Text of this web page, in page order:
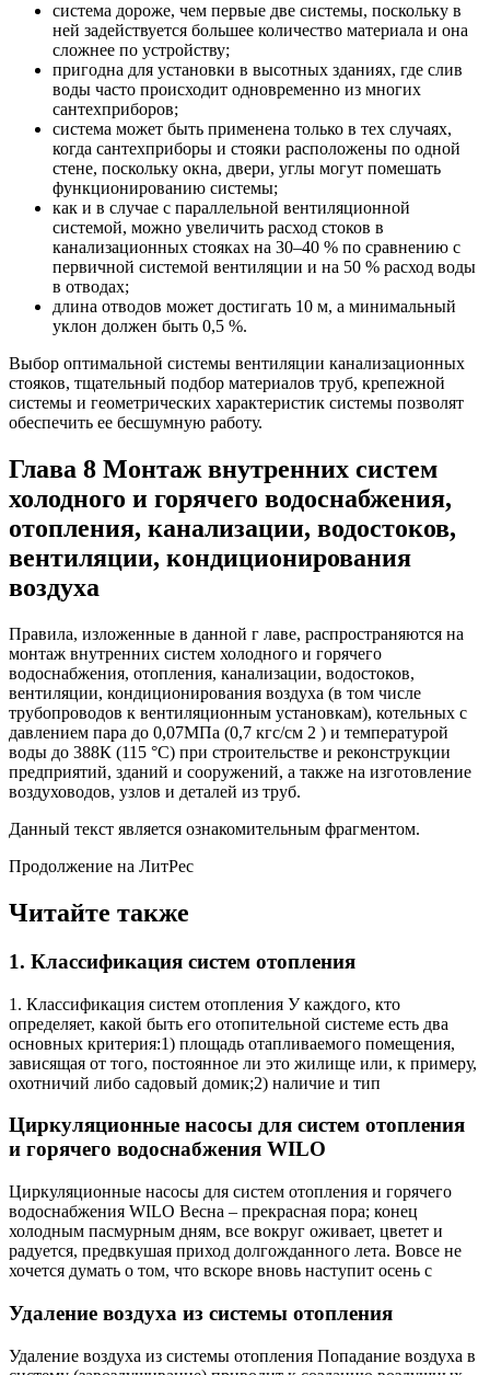
система дороже, чем первые две системы, поскольку в
ней задействуется большее количество материала и она
сложнее по устройству;
пригодна для установки в высотных зданиях, где слив
воды часто происходит одновременно из многих
сантехприборов;
система может быть применена только в тех случаях,
когда сантехприборы и стояки расположены по одной
стене, поскольку окна, двери, углы могут помешать
функционированию системы;
как и в случае с параллельной вентиляционной
системой, можно увеличить расход стоков в
канализационных стояках на 30–40 % по сравнению с
первичной системой вентиляции и на 50 % расход воды
в отводах;
длина отводов может достигать 10 м, а минимальный
уклон должен быть 0,5 %.
Выбор оптимальной системы вентиляции канализационных
стояков, тщательный подбор материалов труб, крепежной
системы и геометрических характеристик системы позволят
обеспечить ее бесшумную работу.
Глава 8 Монтаж внутренних систем
холодного и горячего водоснабжения,
отопления, канализации, водостоков,
вентиляции, кондиционирования
воздуха
Правила, изложенные в данной г лаве, распространяются на
монтаж внутренних систем холодного и горячего
водоснабжения, отопления, канализации, водостоков,
вентиляции, кондиционирования воздуха (в том числе
трубопроводов к вентиляционным установкам), котельных с
давлением пара до 0,07МПа (0,7 кгс/см 2 ) и температурой
воды до 388К (115 °C) при строительстве и реконструкции
предприятий, зданий и сооружений, а также на изготовление
воздуховодов, узлов и деталей из труб.
Данный текст является ознакомительным фрагментом.
Продолжение на ЛитРес
Читайте также
1. Классификация систем отопления
1. Классификация систем отопления У каждого, кто
определяет, какой быть его отопительной системе есть два
основных критерия:1) площадь отапливаемого помещения,
зависящая от того, постоянное ли это жилище или, к примеру,
охотничий либо садовый домик;2) наличие и тип
Циркуляционные насосы для систем отопления
и горячего водоснабжения WILO
Циркуляционные насосы для систем отопления и горячего
водоснабжения WILO Весна – прекрасная пора; конец
холодным пасмурным дням, все вокруг оживает, цветет и
радуется, предвкушая приход долгожданного лета. Вовсе не
хочется думать о том, что вскоре вновь наступит осень с
Удаление воздуха из системы отопления
Удаление воздуха из системы отопления Попадание воздуха в